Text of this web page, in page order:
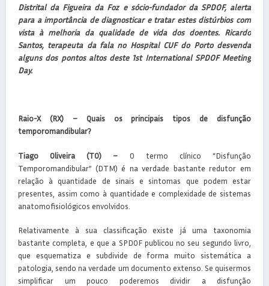
Distrital da Figueira da Foz e sócio-fundador da SPDOF, alerta
para a importância de diagnosticar e tratar estes distúrbios com
vista à melhoria da qualidade de vida dos doentes. Ricardo
Santos, terapeuta da fala no Hospital CUF do Porto desvenda
alguns dos pontos altos deste 1st International SPDOF Meeting
Day.
Raio-X (RX) – Quais os principais tipos de disfunção
temporomandibular?
Tiago Oliveira (TO) – O termo clínico “Disfunção
Temporomandibular” (DTM) é na verdade bastante redutor em
relação à quantidade de sinais e sintomas que podem estar
presentes, assim como à quantidade e complexidade de sistemas
anatomofisiológicos envolvidos.
Relativamente à sua classificação existe já uma taxonomia
bastante completa, e que a SPDOF publicou no seu segundo livro,
que esquematiza e subdivide de forma muito sistemática a
patologia, sendo na verdade um documento extenso. Se quisermos
simplificar um pouco poderemos dividir a disfunção